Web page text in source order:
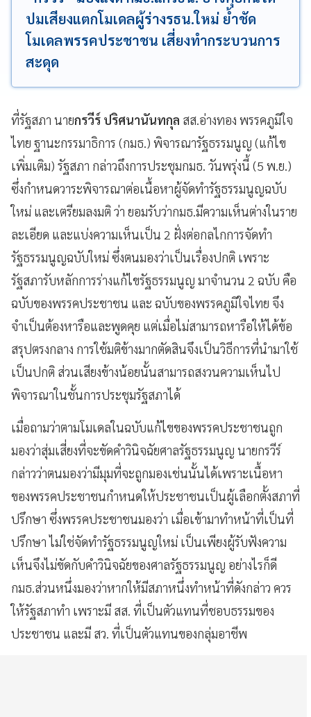
ปมเสียงแตกโมเดลผู้ร่างรธน.ใหม่ ย้ำชัด
โมเดลพรรคประชาชน เสี่ยงทำกระบวนการ
สะดุด
ที่รัฐสภา นายกรวีร์ ปริศนานันทกุล สส.อ่างทอง พรรคภูมิใจ
ไทย ฐานะกรรมาธิการ (กมธ.) พิจารณารัฐธรรมนูญ (แก้ไข
เพิ่มเติม) รัฐสภา กล่าวถึงการประชุมกมธ. วันพรุ่งนี้ (5 พ.ย.)
ซึ่งกำหนดวาระพิจารณาต่อเนื้อหาผู้จัดทำรัฐธรรมนูญฉบับ
ใหม่ และเตรียมลงมติ ว่า ยอมรับว่ากมธ.มีความเห็นต่างในราย
ละเอียด และแบ่งความเห็นเป็น 2 ฝั่งต่อกลไกการจัดทำ
รัฐธรรมนูญฉบับใหม่ ซึ่งตนมองว่าเป็นเรื่องปกติ เพราะ
รัฐสภารับหลักการร่างแก้ไขรัฐธรรมนูญ มาจำนวน 2 ฉบับ คือ
ฉบับของพรรคประชาชน และ ฉบับของพรรคภูมิใจไทย จึง
จำเป็นต้องหารือและพูดคุย แต่เมื่อไม่สามารถหารือให้ได้ข้อ
สรุปตรงกลาง การใช้มติข้างมากตัดสินจึงเป็นวิธีการที่นำมาใช้
เป็นปกติ ส่วนเสียงข้างน้อยนั้นสามารถสงวนความเห็นไป
พิจารณาในชั้นการประชุมรัฐสภาได้
เมื่อถามว่าตามโมเดลในฉบับแก้ไขของพรรคประชาชนถูก
มองว่าสุ่มเสี่ยงที่จะขัดคำวินิจฉัยศาลรัฐธรรมนูญ นายกรวีร์
กล่าวว่าตนมองว่ามีมุมที่จะถูกมองเช่นนั้นได้เพราะเนื้อหา
ของพรรคประชาชนกำหนดให้ประชาชนเป็นผู้เลือกตั้งสภาที่
ปรึกษา ซึ่งพรรคประชาชนมองว่า เมื่อเข้ามาทำหน้าที่เป็นที่
ปรึกษา ไม่ใช่จัดทำรัฐธรรมนูญใหม่ เป็นเพียงผู้รับฟังความ
เห็นจึงไม่ขัดกับคำวินิจฉัยของศาลรัฐธรรมนูญ อย่างไรก็ดี
กมธ.ส่วนหนึ่งมองว่าหากให้มีสภาหนึ่งทำหน้าที่ดังกล่าว ควร
ให้รัฐสภาทำ เพราะมี สส. ที่เป็นตัวแทนที่ชอบธรรมของ
ประชาชน และมี สว. ที่เป็นตัวแทนของกลุ่มอาชีพ